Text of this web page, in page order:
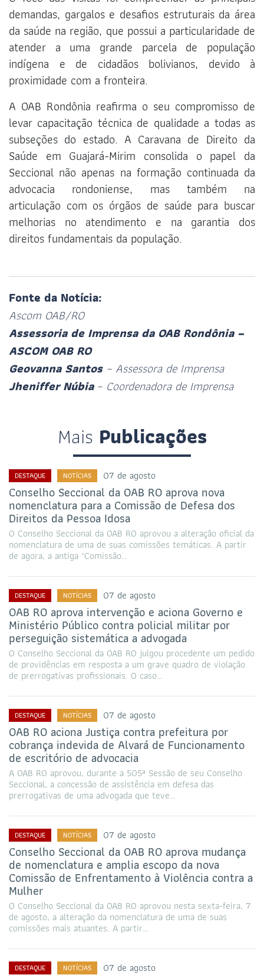
demandas, gargalos e desafios estruturais da área
da saúde na região, que possui a particularidade de
atender a uma grande parcela de população
indígena e de cidadãos bolivianos, devido à
proximidade com a fronteira.
A OAB Rondônia reafirma o seu compromisso de
levar capacitação técnica de qualidade a todas as
subseções do estado. A Caravana de Direito da
Saúde em Guajará-Mirim consolida o papel da
Seccional não apenas na formação continuada da
advocacia rondoniense, mas também na
articulação com os órgãos de saúde para buscar
melhorias no atendimento e na garantia dos
direitos fundamentais da população.
Fonte da Notícia:
Ascom OAB/RO
Assessoria de Imprensa da OAB Rondônia –
ASCOM OAB RO
Geovanna Santos – Assessora de Imprensa
Jheniffer Núbia – Coordenadora de Imprensa
Mais Publicações
DESTAQUE NOTÍCIAS 07 de agosto
Conselho Seccional da OAB RO aprova nova
nomenclatura para a Comissão de Defesa dos
Direitos da Pessoa Idosa
O Conselho Seccional da OAB RO aprovou a alteração oficial da
nomenclatura de uma de suas comissões temáticas. A partir
de agora, a antiga "Comissão…
DESTAQUE NOTÍCIAS 07 de agosto
OAB RO aprova intervenção e aciona Governo e
Ministério Público contra policial militar por
perseguição sistemática a advogada
O Conselho Seccional da OAB RO julgou procedente um pedido
de providências em resposta a um grave quadro de violação
de prerrogativas profissionais. O caso…
DESTAQUE NOTÍCIAS 07 de agosto
OAB RO aciona Justiça contra prefeitura por
cobrança indevida de Alvará de Funcionamento
de escritório de advocacia
A OAB RO aprovou, durante a 505ª Sessão de seu Conselho
Seccional, a concessão de assistência em defesa das
prerrogativas de uma advogada que teve…
DESTAQUE NOTÍCIAS 07 de agosto
Conselho Seccional da OAB RO aprova mudança
de nomenclatura e amplia escopo da nova
Comissão de Enfrentamento à Violência contra a
Mulher
O Conselho Seccional da OAB RO aprovou nesta sexta-feira, 7
de agosto, a alteração da nomenclatura de uma de suas
comissões mais atuantes. A partir…
DESTAQUE NOTÍCIAS 07 de agosto